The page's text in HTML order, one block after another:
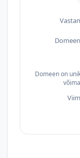
Domeen on